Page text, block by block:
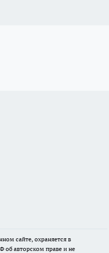
сайте, охраняется в
об авторском праве и не